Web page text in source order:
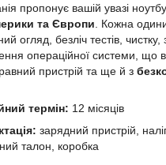
пропонує вашій увазі
та Європи . Кожна
огляд, безліч тестів,
операційної системи, що
пристрій та ще й з
термін: 12 місяців
зарядний пристрій,
талон, коробка